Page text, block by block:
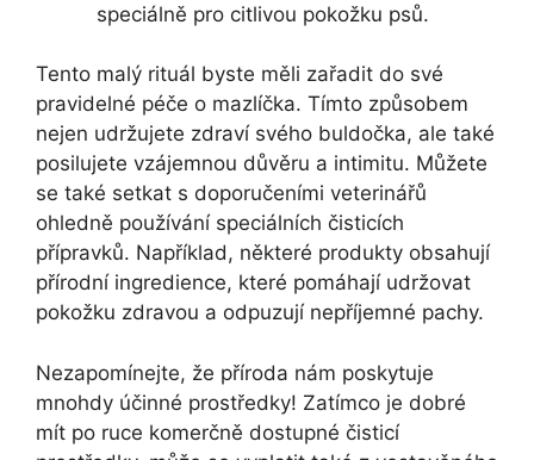
speciálně pro citlivou pokožku psů.
Tento malý rituál byste měli zařadit do své
pravidelné ⁢péče o mazlíčka. Tímto způsobem
nejen udržujete⁣ zdraví ‍svého ‍buldočka, ale také
posilujete vzájemnou důvěru‌ a intimitu. ⁣Můžete
se⁣ také setkat s doporučeními veterinářů
‍ohledně používání speciálních čisticích
přípravků. ⁣Například,⁣ některé produkty ​obsahují
přírodní ingredience, které pomáhají‍ udržovat
pokožku zdravou a odpuzují nepříjemné‍ pachy.
Nezapomínejte, že příroda nám poskytuje
mnohdy účinné prostředky!‍ Zatímco ‍je dobré
mít‍ po ruce komerčně dostupné čisticí